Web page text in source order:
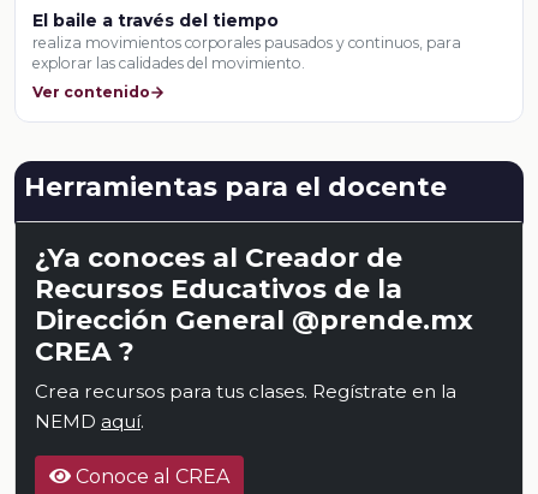
El baile a través del tiempo
realiza movimientos corporales pausados y continuos, para
explorar las calidades del movimiento.
Ver contenido
Herramientas para el docente
¿Ya conoces al Creador de
Recursos Educativos de la
Dirección General @prende.mx
CREA ?
Crea recursos para tus clases. Regístrate en la
NEMD aquí.
Conoce al CREA